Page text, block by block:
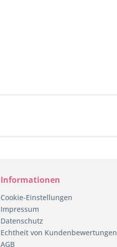
Informationen
Cookie-Einstellungen
Impressum
Datenschutz
Echtheit von Kundenbewertungen
AGB